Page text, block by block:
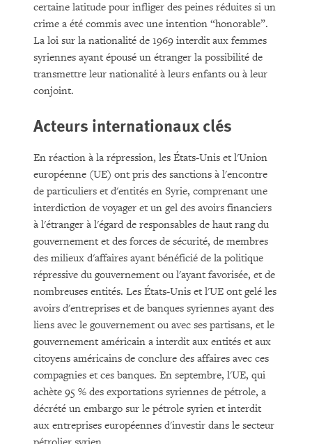
certaine latitude pour infliger des peines réduites si un
crime a été commis avec une intention “honorable”.
La loi sur la nationalité de 1969 interdit aux femmes
syriennes ayant épousé un étranger la possibilité de
transmettre leur nationalité à leurs enfants ou à leur
conjoint.
Acteurs internationaux clés
En réaction à la répression, les États-Unis et l'Union
européenne (UE) ont pris des sanctions à l'encontre
de particuliers et d'entités en Syrie, comprenant une
interdiction de voyager et un gel des avoirs financiers
à l'étranger à l'égard de responsables de haut rang du
gouvernement et des forces de sécurité, de membres
des milieux d'affaires ayant bénéficié de la politique
répressive du gouvernement ou l'ayant favorisée, et de
nombreuses entités. Les États-Unis et l'UE ont gelé les
avoirs d'entreprises et de banques syriennes ayant des
liens avec le gouvernement ou avec ses partisans, et le
gouvernement américain a interdit aux entités et aux
citoyens américains de conclure des affaires avec ces
compagnies et ces banques. En septembre, l'UE, qui
achète 95 % des exportations syriennes de pétrole, a
décrété un embargo sur le pétrole syrien et interdit
aux entreprises européennes d'investir dans le secteur